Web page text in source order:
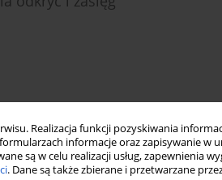
Realizacja funkcji pozyskiwania
informacje oraz zapisywanie w
są w celu realizacji usług, zapewnienia
. Dane są także zbierane i przetwarzane